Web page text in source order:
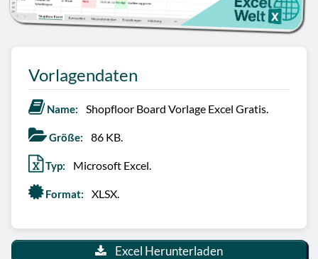
Vorlagendaten
Name: Shopfloor Board Vorlage Excel Gratis.
Größe: 86 KB.
Typ: Microsoft Excel.
Format: XLSX.
Excel Herunterladen